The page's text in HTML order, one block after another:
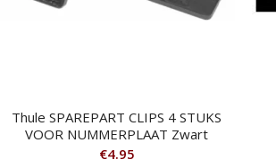
Thule SPAREPART CLIPS 4 STUKS
VOOR NUMMERPLAAT Zwart
€4.95